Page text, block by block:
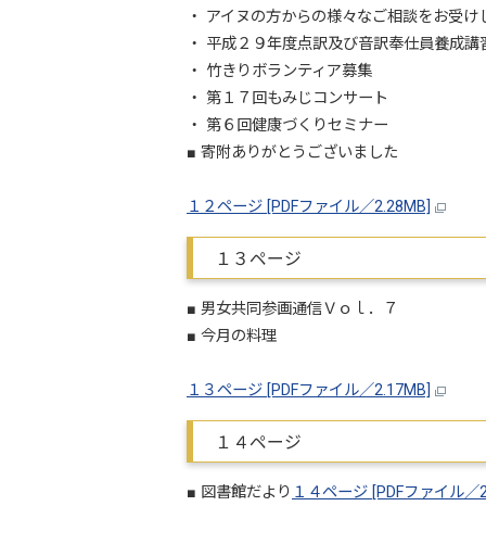
・ アイヌの方からの様々なご相談をお受け
・ 平成２９年度点訳及び音訳奉仕員養成講
・ 竹きりボランティア募集
・ 第１７回もみじコンサート
・ 第６回健康づくりセミナー
■ 寄附ありがとうございました
１２ページ [PDFファイル／2.28MB]
１３ページ
■ 男女共同参画通信Ｖｏｌ．７
■ 今月の料理
１３ページ [PDFファイル／2.17MB]
１４ページ
■ 図書館だより １４ページ [PDFファイル／